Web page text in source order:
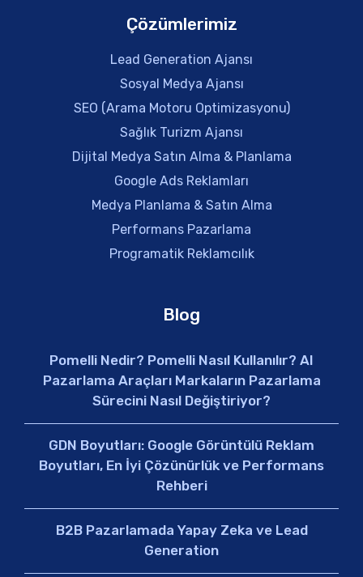
Çözümlerimiz
Lead Generation Ajansı
Sosyal Medya Ajansı
SEO (Arama Motoru Optimizasyonu)
Sağlık Turizm Ajansı
Dijital Medya Satın Alma & Planlama
Google Ads Reklamları
Medya Planlama & Satın Alma
Performans Pazarlama
Programatik Reklamcılık
Blog
Pomelli Nedir? Pomelli Nasıl Kullanılır? AI
Pazarlama Araçları Markaların Pazarlama
Sürecini Nasıl Değiştiriyor?
GDN Boyutları: Google Görüntülü Reklam
Boyutları, En İyi Çözünürlük ve Performans
Rehberi
B2B Pazarlamada Yapay Zeka ve Lead
Generation